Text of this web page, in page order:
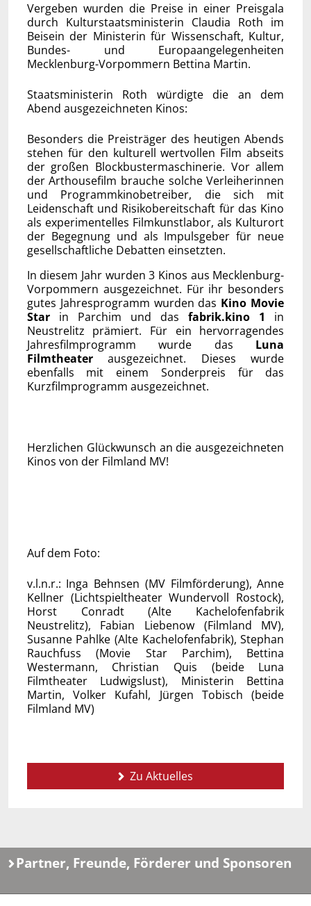
Vergeben wurden die Preise in einer Preisgala
durch Kulturstaatsministerin Claudia Roth im
Beisein der Ministerin für Wissenschaft, Kultur,
Bundes- und Europaangelegenheiten
Mecklenburg-Vorpommern Bettina Martin.
Staatsministerin Roth würdigte die an dem
Abend ausgezeichneten Kinos:
Besonders die Preisträger des heutigen Abends
stehen für den kulturell wertvollen Film abseits
der großen Blockbustermaschinerie. Vor allem
der Arthousefilm brauche solche Verleiherinnen
und Programmkinobetreiber, die sich mit
Leidenschaft und Risikobereitschaft für das Kino
als experimentelles Filmkunstlabor, als Kulturort
der Begegnung und als Impulsgeber für neue
gesellschaftliche Debatten einsetzten.
In diesem Jahr wurden 3 Kinos aus Mecklenburg-
Vorpommern ausgezeichnet. Für ihr besonders
gutes Jahresprogramm wurden das Kino Movie
Starin Parchim und dasfabrik.kino 1
in
Neustrelitz prämiert. Für ein hervorragendes
Jahresfilmprogramm wurde das Luna
Filmtheaterausgezeichnet. Dieses wurde
ebenfalls mit einem Sonderpreis für das
Kurzfilmprogramm ausgezeichnet.
Herzlichen Glückwunsch an die ausgezeichneten
Kinos von der Filmland MV!
Auf dem Foto:
v.l.n.r.: Inga Behnsen (MV Filmförderung), Anne
Kellner (Lichtspieltheater Wundervoll Rostock),
Horst Conradt (Alte Kachelofenfabrik
Neustrelitz), Fabian Liebenow (Filmland MV),
Susanne Pahlke (Alte Kachelofenfabrik), Stephan
Rauchfuss (Movie Star Parchim), Bettina
Westermann, Christian Quis (beide Luna
Filmtheater Ludwigslust), Ministerin Bettina
Martin, Volker Kufahl, Jürgen Tobisch (beide
Filmland MV)
Zu Aktuelles
Partner, Freunde, Förderer und Sponsoren